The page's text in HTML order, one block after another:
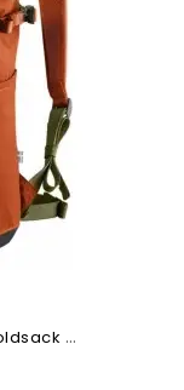
Рюкзак Fjallraven High Coast Foldsack 24 Rowan Red